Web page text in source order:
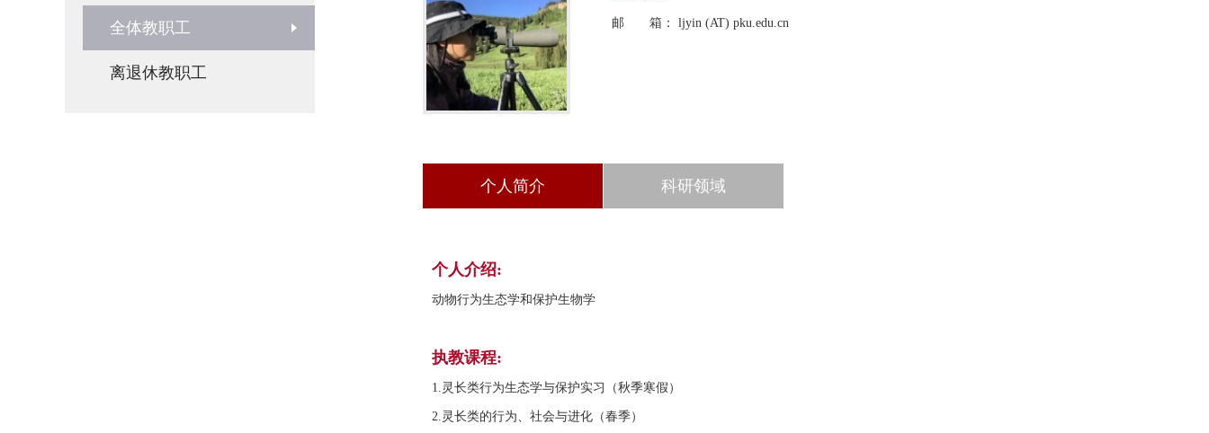
全体教职工
离退休教职工
邮 箱： ljyin (AT) pku.edu.cn
个人简介 科研领域
个人介绍:
动物行为生态学和保护生物学
执教课程:
1.灵长类行为生态学与保护实习（秋季寒假）
2.灵长类的行为、社会与进化（春季）